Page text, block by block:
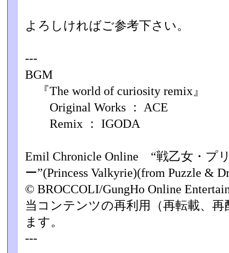
よろしければご参考下さい。
---
BGM
『The world of curiosity remix』
Original Works ： ACE
Remix ： IGODA
Emil Chronicle Online “戦乙女・プ
ー”(Princess Valkyrie)(from Puzzle &
© BROCCOLI/GungHo Online
当コンテンツの再利用（再転載、
ます。
---